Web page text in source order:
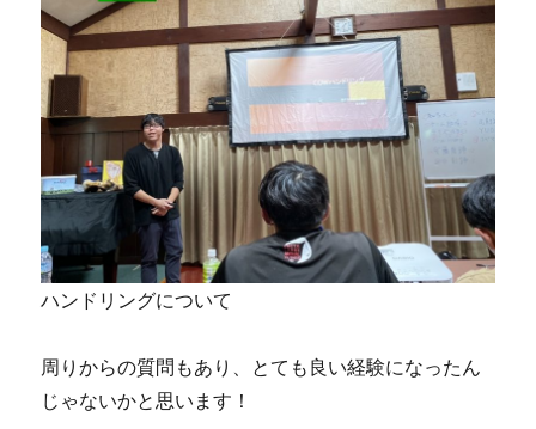
ハンドリングについて
周りからの質問もあり、とても良い経験になったん
じゃないかと思います！